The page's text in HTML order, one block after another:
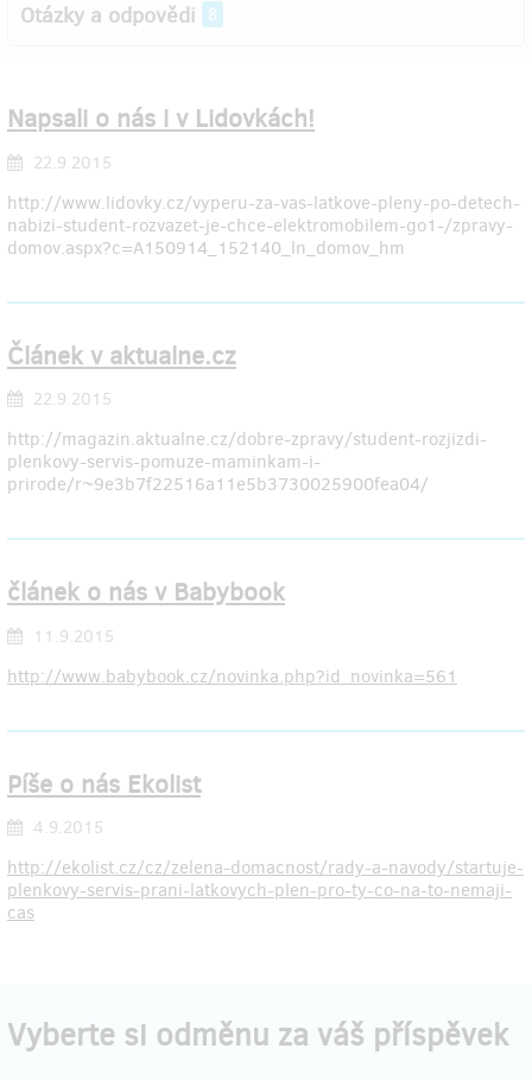
Otázky a odpovědi 8
Napsali o nás i v Lidovkách!
22.9.2015
http://www.lidovky.cz/vyperu-za-vas-latkove-pleny-po-detech-
nabizi-student-rozvazet-je-chce-elektromobilem-go1-/zpravy-
domov.aspx?c=A150914_152140_ln_domov_hm
Článek v aktualne.cz
22.9.2015
http://magazin.aktualne.cz/dobre-zpravy/student-rozjizdi-
plenkovy-servis-pomuze-maminkam-i-
prirode/r~9e3b7f22516a11e5b3730025900fea04/
článek o nás v Babybook
11.9.2015
http://www.babybook.cz/novinka.php?id_novinka=561
Píše o nás Ekolist
4.9.2015
http://ekolist.cz/cz/zelena-domacnost/rady-a-navody/startuje-
plenkovy-servis-prani-latkovych-plen-pro-ty-co-na-to-nemaji-
cas
Vyberte si odměnu za váš příspěvek